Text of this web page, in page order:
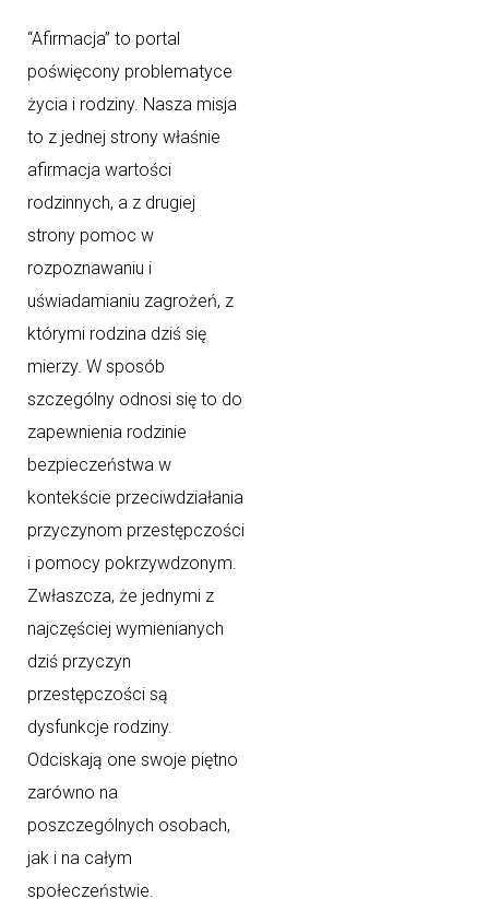
“Afirmacja” to portal
poświęcony problematyce
życia i rodziny. Nasza misja
to z jednej strony właśnie
afirmacja wartości
rodzinnych, a z drugiej
strony pomoc w
rozpoznawaniu i
uświadamianiu zagrożeń, z
którymi rodzina dziś się
mierzy. W sposób
szczególny odnosi się to do
zapewnienia rodzinie
bezpieczeństwa w
kontekście przeciwdziałania
przyczynom przestępczości
i pomocy pokrzywdzonym.
Zwłaszcza, że jednymi z
najczęściej wymienianych
dziś przyczyn
przestępczości są
dysfunkcje rodziny.
Odciskają one swoje piętno
zarówno na
poszczególnych osobach,
jak i na całym
społeczeństwie.